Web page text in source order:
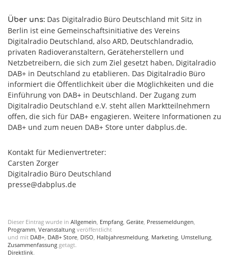
Über uns: Das Digitalradio Büro Deutschland mit Sitz in
Berlin ist eine Gemeinschaftsinitiative des Vereins
Digitalradio Deutschland, also ARD, Deutschlandradio,
privaten Radioveranstaltern, Geräteherstellern und
Netzbetreibern, die sich zum Ziel gesetzt haben, Digitalradio
DAB+ in Deutschland zu etablieren. Das Digitalradio Büro
informiert die Öffentlichkeit über die Möglichkeiten und die
Einführung von DAB+ in Deutschland. Der Zugang zum
Digitalradio Deutschland e.V. steht allen Marktteilnehmern
offen, die sich für DAB+ engagieren. Weitere Informationen zu
DAB+ und zum neuen DAB+ Store unter dabplus.de.
Kontakt für Medienvertreter:
Carsten Zorger
Digitalradio Büro Deutschland
presse@dabplus.de
Dieser Eintrag wurde in Allgemein, Empfang, Geräte, Pressemeldungen,
Programm, Veranstaltung veröffentlicht
und mit DAB+, DAB+ Store, DISO, Halbjahresmeldung, Marketing, Umstellung,
Zusammenfassung getagt.
Direktlink.